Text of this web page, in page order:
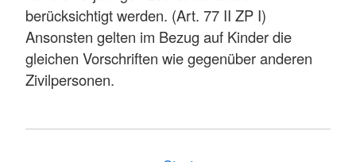
berücksichtigt werden. (Art. 77 II ZP I)
Ansonsten gelten im Bezug auf Kinder die
gleichen Vorschriften wie gegenüber anderen
Zivilpersonen.